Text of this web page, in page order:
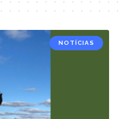
NOTÍCIAS